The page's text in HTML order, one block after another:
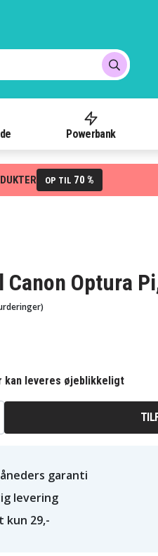
Powerbank
OP TIL 70 %
Optura
kan leveres øjeblikkeligt
garanti
levering
kun 29,-